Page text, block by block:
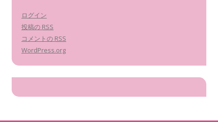
ログイン
投稿の RSS
コメントの RSS
WordPress.org